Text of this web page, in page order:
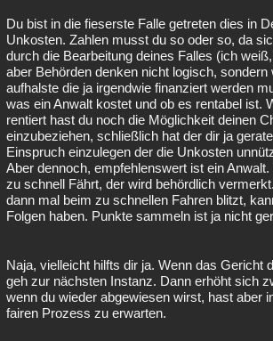
Du bist in die fieserste Falle getreten dies in
Unkosten. Zahlen musst du so oder so, da
durch die Bearbeitung deines Falles (ich
aber Behörden denken nicht logisch, sondern
aufhalste die ja irgendwie finanziert werden
was ein Anwalt kostet und ob es rentabel ist.
rentiert hast du noch die Möglichkeit deinen
einzubeziehen, schließlich hat der dir ja
Einspruch einzulegen der die Unkosten
Aber dennoch, empfehlenswert ist ein
zu schnell Fährt, der wird behördlich
dann mal beim zu schnellen Fahren blitzt,
Folgen haben. Punkte sammeln ist ja nicht
Naja, vielleicht hilfts dir ja. Wenn das Gericht
geh zur nächsten Instanz. Dann erhöht sich
wenn du wieder abgewiesen wirst, hast aber
fairen Prozess zu erwarten.